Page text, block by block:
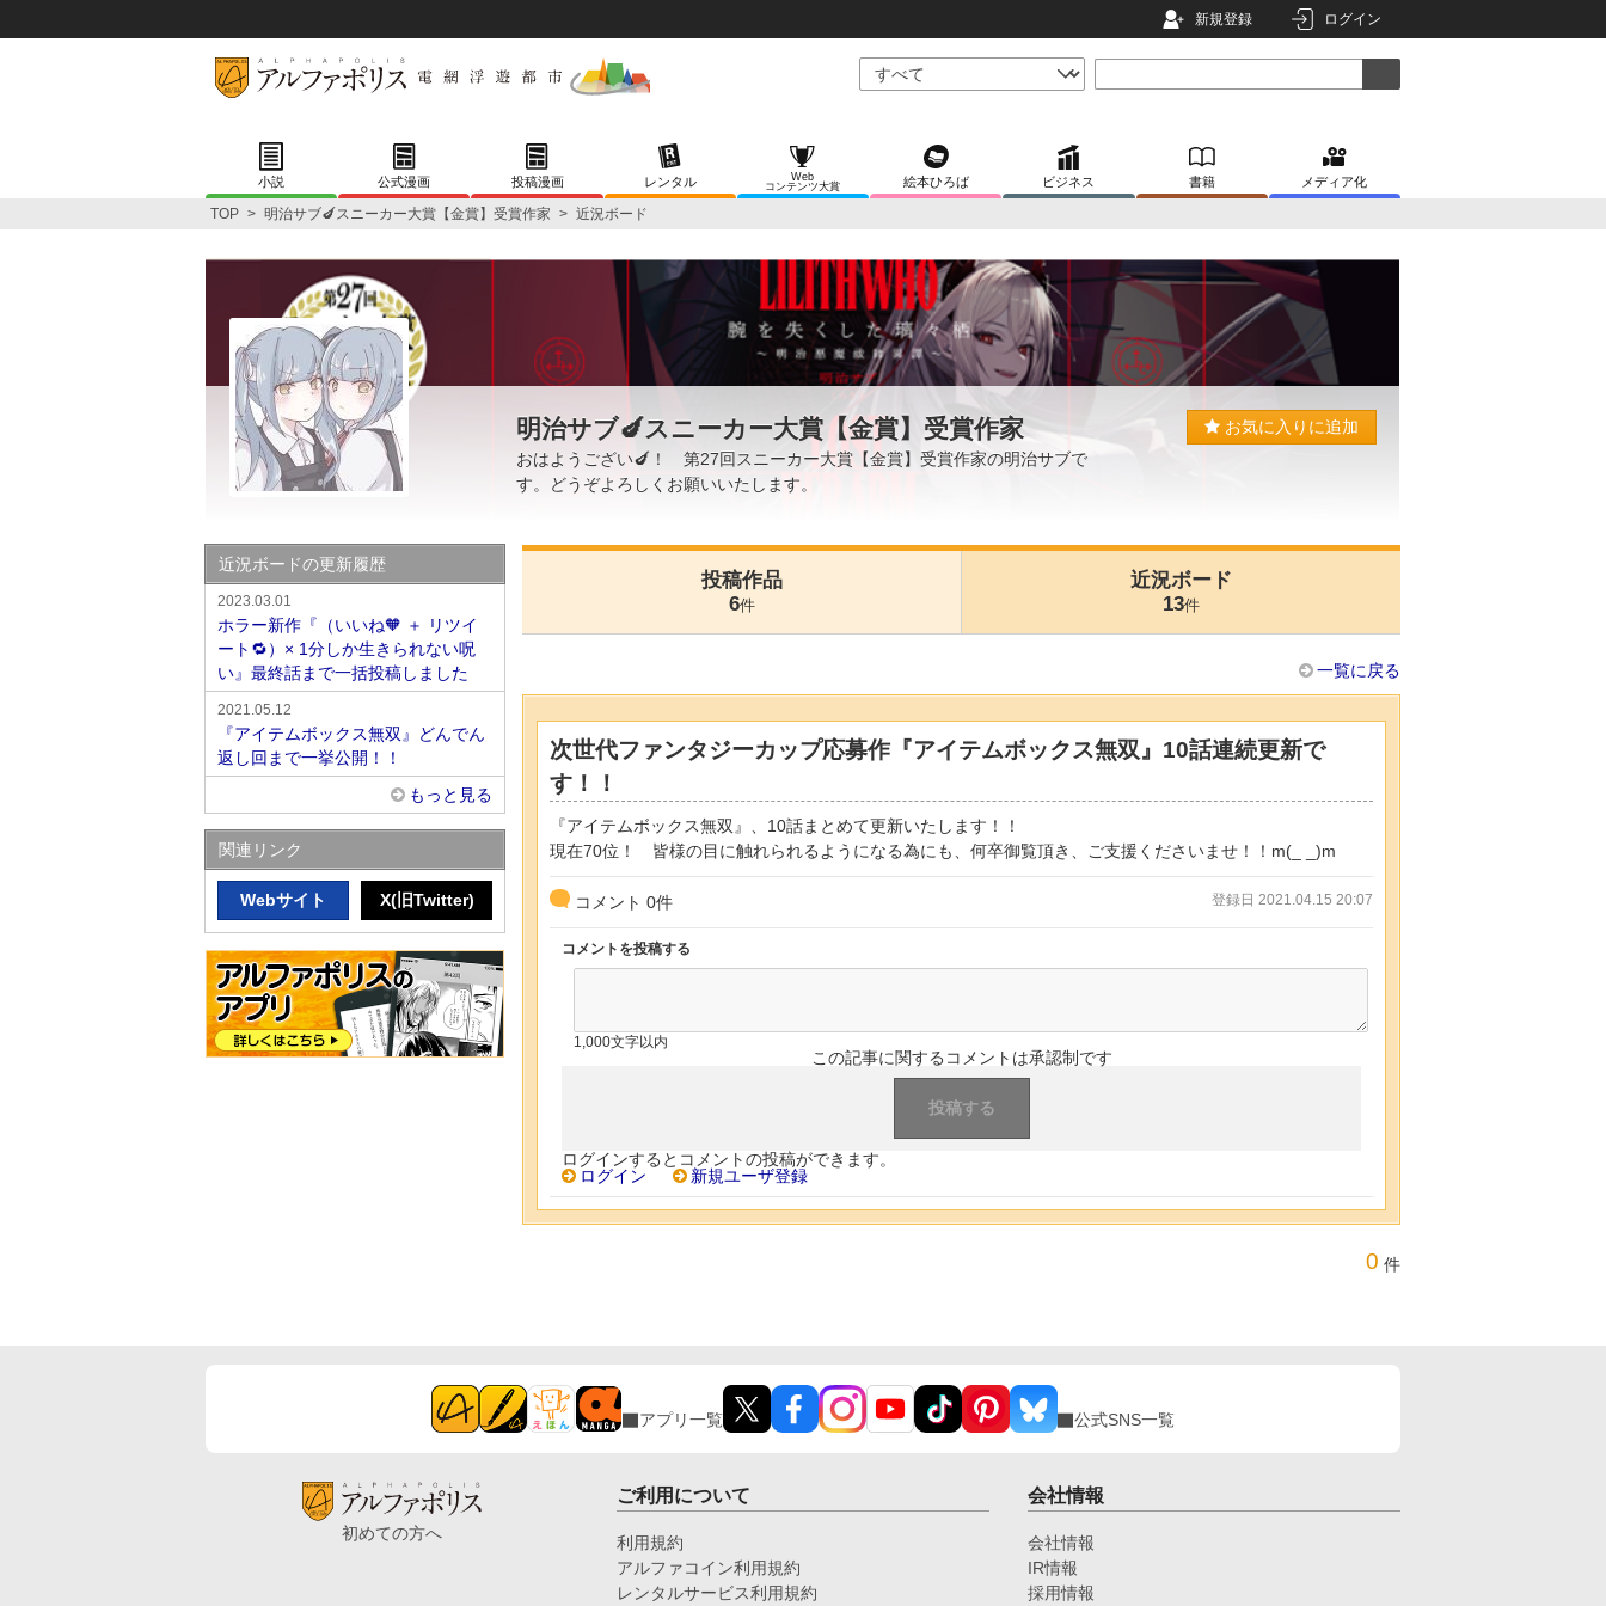
新規登録 ログイン
小説 公式漫画 投稿漫画 レンタル
Web
コンテンツ大賞
絵本ひろば ビジネス 書籍 メディア化
TOP > 明治サブ🍆スニーカー大賞【金賞】受賞作家 > 近況ボード
明治サブ🍆スニーカー大賞【金賞】受賞作家
おはようござい🍆！ 第27回スニーカー大賞【金賞】受賞作家の明治サブで
す。どうぞよろしくお願いいたします。
お気に入りに追加
投稿作品
6件
近況ボード
13件
一覧に戻る
次世代ファンタジーカップ応募作『アイテムボックス無双』10話連続更新で
す！！
『アイテムボックス無双』、10話まとめて更新いたします！！
現在70位！ 皆様の目に触れられるようになる為にも、何卒御覧頂き、ご支援くださいませ！！m(_ _)m
コメント 0件 登録日 2021.04.15 20:07
コメントを投稿する
1,000文字以内
この記事に関するコメントは承認制です
ログインするとコメントの投稿ができます。
ログイン
新規ユーザ登録
0 件
近況ボードの更新履歴
2023.03.01
ホラー新作『（いいね🧡 ＋ リツイ
ート🔁）× 1分しか生きられない呪
い』最終話まで一括投稿しました
2021.05.12
『アイテムボックス無双』どんでん
返し回まで一挙公開！！
もっと見る
関連リンク
Webサイト X(旧Twitter)
アプリ一覧 公式SNS一覧
初めての方へ
ご利用について
利用規約
アルファコイン利用規約
レンタルサービス利用規約
会社情報
会社情報
IR情報
採用情報